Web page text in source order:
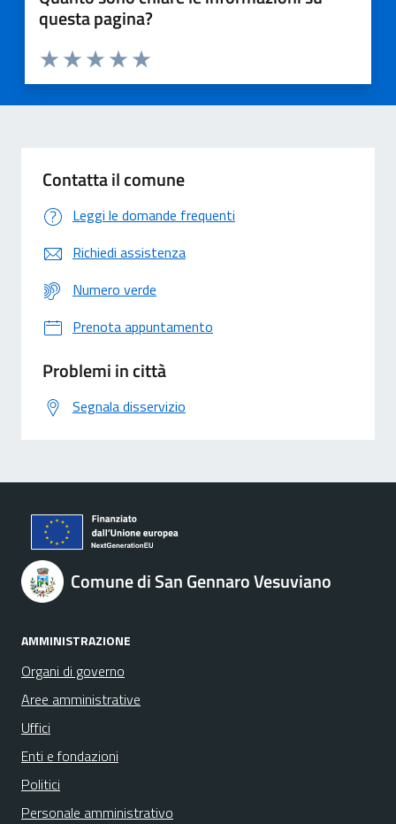
questa pagina?
Valuta 5 stelle su 5
Valuta 4 stelle su 5
Valuta 3 stelle su 5
Valuta 2 stelle su 5
Valuta 1 stelle su 5
Contatta il comune
Leggi le domande frequenti
Richiedi assistenza
Numero verde
Prenota appuntamento
Problemi in città
Segnala disservizio
Comune di San Gennaro Vesuviano
AMMINISTRAZIONE
Organi di governo
Aree amministrative
Uffici
Enti e fondazioni
Politici
Personale amministrativo